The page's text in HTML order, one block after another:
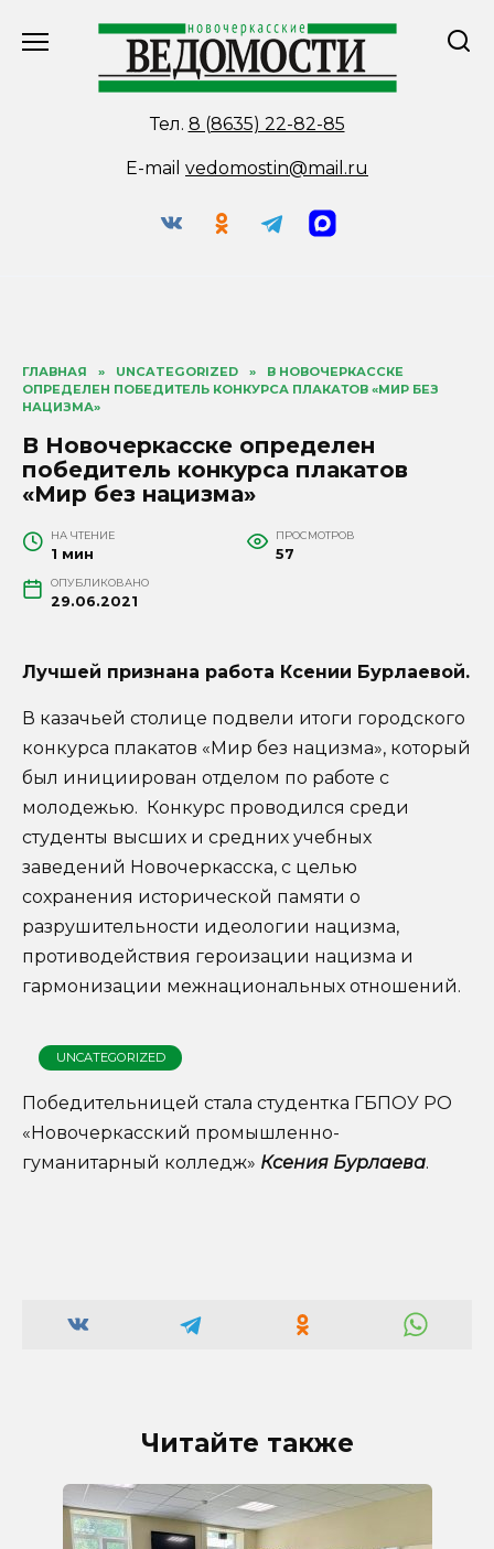
Тел. 8 (8635) 22-82-85
E-mail vedomostin@mail.ru
ГЛАВНАЯ » UNCATEGORIZED »
В НОВОЧЕРКАССКЕ
ОПРЕДЕЛЕН ПОБЕДИТЕЛЬ КОНКУРСА ПЛАКАТОВ «МИР БЕЗ
НАЦИЗМА»
В Новочеркасске определен
победитель конкурса плакатов
«Мир без нацизма»
НА ЧТЕНИЕ
1 мин
ПРОСМОТРОВ
57
ОПУБЛИКОВАНО
29.06.2021
Лучшей признана работа Ксении Бурлаевой.
В казачьей столице подвели итоги городского
конкурса плакатов «Мир без нацизма», который
был инициирован отделом по работе с
молодежью. Конкурс проводился среди
студенты высших и средних учебных
заведений Новочеркасска, с целью
сохранения исторической памяти о
разрушительности идеологии нацизма,
противодействия героизации нацизма и
гармонизации межнациональных отношений.
UNCATEGORIZED
Победительницей стала студентка ГБПОУ РО
«Новочеркасский промышленно-
гуманитарный колледж» Ксения Бурлаева.
Читайте также